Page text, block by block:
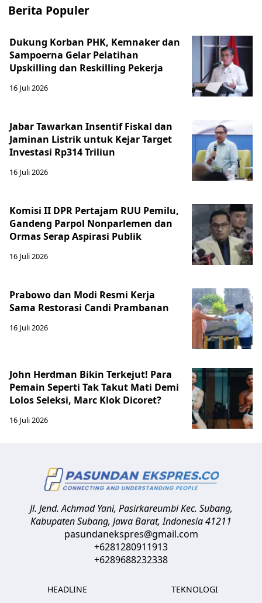
Berita Populer
Dukung Korban PHK, Kemnaker dan
Sampoerna Gelar Pelatihan
Upskilling dan Reskilling Pekerja
16 Juli 2026
Jabar Tawarkan Insentif Fiskal dan
Jaminan Listrik untuk Kejar Target
Investasi Rp314 Triliun
16 Juli 2026
Komisi II DPR Pertajam RUU Pemilu,
Gandeng Parpol Nonparlemen dan
Ormas Serap Aspirasi Publik
16 Juli 2026
Prabowo dan Modi Resmi Kerja
Sama Restorasi Candi Prambanan
16 Juli 2026
John Herdman Bikin Terkejut! Para
Pemain Seperti Tak Takut Mati Demi
Lolos Seleksi, Marc Klok Dicoret?
16 Juli 2026
Jl. Jend. Achmad Yani, Pasirkareumbi Kec. Subang,
Kabupaten Subang, Jawa Barat,Indonesia41211
pasundanekspres@gmail.com
+6281280911913
+6289688232338
HEADLINE
TEKNOLOGI